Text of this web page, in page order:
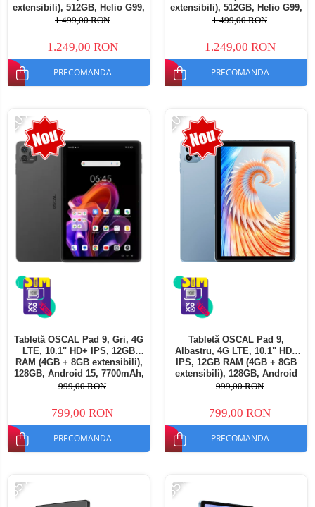
extensibili), 512GB, Helio G99,
10800mAh, 33W, Android 14,
1.499,00 RON
1.249,00 RON
PRECOMANDA
extensibili), 512GB, Helio G99,
10800mAh, 33W, Android 14,
1.499,00 RON
1.249,00 RON
PRECOMANDA
-20%
Tabletă OSCAL Pad 9, Gri, 4G
LTE, 10.1" HD+ IPS, 12GB
RAM (4GB + 8GB extensibili),
128GB, Android 15, 7700mAh,
Dual SIM
999,00 RON
799,00 RON
PRECOMANDA
-20%
Tabletă OSCAL Pad 9,
Albastru, 4G LTE, 10.1" HD+
IPS, 12GB RAM (4GB + 8GB
extensibili), 128GB, Android
15, 7700mAh, Dual SIM
999,00 RON
799,00 RON
PRECOMANDA
-35% -35%